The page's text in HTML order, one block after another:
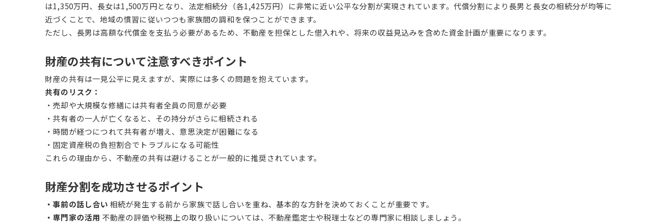
は1,350万円、長女は1,500万円となり、法定相続分（各1,425万円）に非常に近い公平な分割が実現されています。代償分割により長男と長女の相続分が均等に
近づくことで、地域の慣習に従いつつも家族間の調和を保つことができます。
ただし、長男は高額な代償金を支払う必要があるため、不動産を担保とした借入れや、将来の収益見込みを含めた資金計画が重要になります。
財産の共有について注意すべきポイント
財産の共有は一見公平に見えますが、実際には多くの問題を抱えています。
共有のリスク：
・売却や大規模な修繕には共有者全員の同意が必要
・共有者の一人が亡くなると、その持分がさらに相続される
・時間が経つにつれて共有者が増え、意思決定が困難になる
・固定資産税の負担割合でトラブルになる可能性
これらの理由から、不動産の共有は避けることが一般的に推奨されています。
財産分割を成功させるポイント
・事前の話し合い 相続が発生する前から家族で話し合いを重ね、基本的な方針を決めておくことが重要です。
・専門家の活用 不動産の評価や税務上の取り扱いについては、不動産鑑定士や税理士などの専門家に相談しましょう。